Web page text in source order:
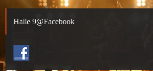
Halle 9@Facebook